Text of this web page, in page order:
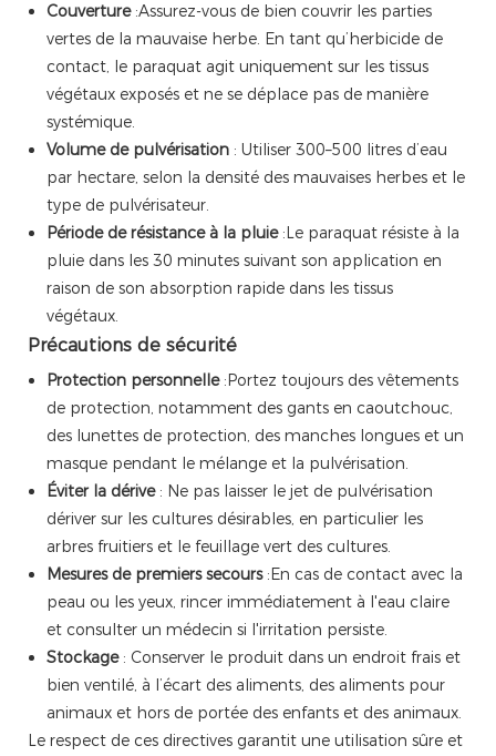
Couverture :Assurez-vous de bien couvrir les parties
vertes de la mauvaise herbe. En tant qu’herbicide de
contact, le paraquat agit uniquement sur les tissus
végétaux exposés et ne se déplace pas de manière
systémique.
Volume de pulvérisation : Utiliser 300–500 litres d’eau
par hectare, selon la densité des mauvaises herbes et le
type de pulvérisateur.
Période de résistance à la pluie :Le paraquat résiste à la
pluie dans les 30 minutes suivant son application en
raison de son absorption rapide dans les tissus
végétaux.
Précautions de sécurité
Protection personnelle :Portez toujours des vêtements
de protection, notamment des gants en caoutchouc,
des lunettes de protection, des manches longues et un
masque pendant le mélange et la pulvérisation.
Éviter la dérive : Ne pas laisser le jet de pulvérisation
dériver sur les cultures désirables, en particulier les
arbres fruitiers et le feuillage vert des cultures.
Mesures de premiers secours :En cas de contact avec la
peau ou les yeux, rincer immédiatement à l'eau claire
et consulter un médecin si l'irritation persiste.
Stockage : Conserver le produit dans un endroit frais et
bien ventilé, à l’écart des aliments, des aliments pour
animaux et hors de portée des enfants et des animaux.
Le respect de ces directives garantit une utilisation sûre et